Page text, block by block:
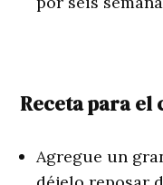
Receta para el
Agregue un